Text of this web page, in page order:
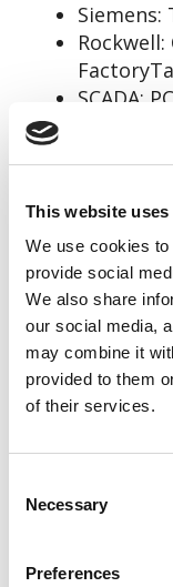
This website
We use cookies
provide social
We also share
our social media,
may combine it
provided to them
of their services.
Selection
Necessary
Preferences
Siemens:
SCADA:
Um in den
werden,
nach den
GAMP, S88
Toolbox um.
Unsere
"Black